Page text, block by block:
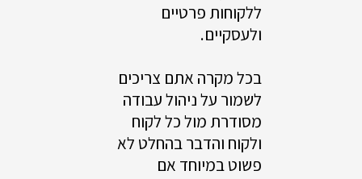
ללקוחות פרטיים
ולעסקיים.
בכל מקרה אתם צריכים
לשמור על ניהול עבודה
מסודרת מול כל לקוח
ולקוח והדבר בהחלט לא
פשוט במיוחד אם